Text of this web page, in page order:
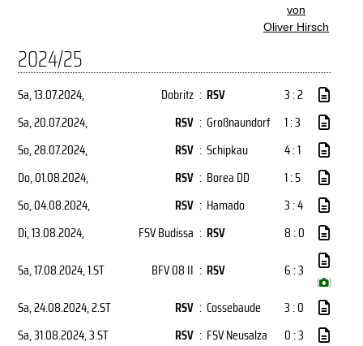
von
Oliver Hirsch
2024/25
Sa, 13.07.2024, Dobritz : RSV
3 : 2
Sa, 20.07.2024, RSV : Großnaundorf
1 : 3
So, 28.07.2024, RSV : Schipkau
4 : 1
Do, 01.08.2024, RSV : Borea DD
1 : 5
So, 04.08.2024, RSV : Hamado
3 : 4
Di, 13.08.2024, FSV Budissa : RSV
8 : 0
Sa, 17.08.2024, 1.ST BFV 08 II : RSV 6 : 3
( )
Sa, 24.08.2024, 2.ST RSV : Cossebaude
3 : 0
Sa, 31.08.2024, 3.ST RSV : FSV Neusalza
0 : 3